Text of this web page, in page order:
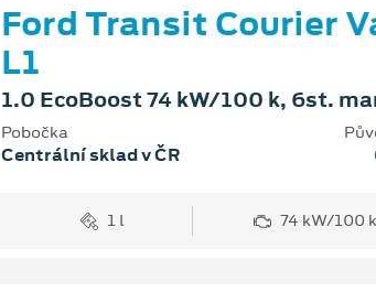
Ford Transit Courier
L1
1.0 EcoBoost 74 kW/100 k, 6st.
Pobočka
Centrální sklad v ČR
1 l 74 kW/100 k